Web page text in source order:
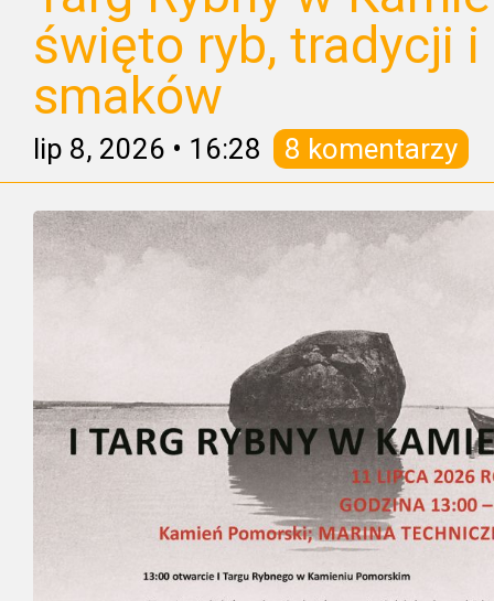
święto ryb, tradycji
smaków
lip 8, 2026 • 16:28 8 komentarzy